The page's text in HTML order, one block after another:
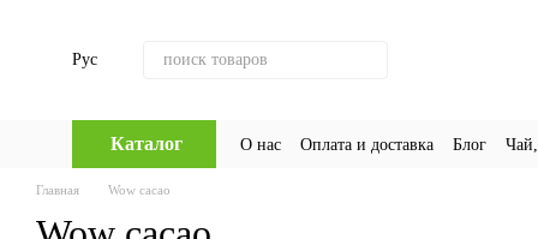
Рус
Каталог О нас Оплата и доставка Блог
Главная Wow cacao